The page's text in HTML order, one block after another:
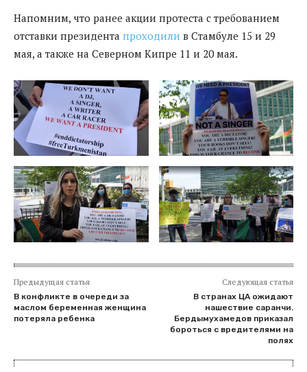
Напомним, что ранее акции протеста с требованием
отставки президента проходили в Стамбуле 15 и 29
мая, а также на Северном Кипре 11 и 20 мая.
Предыдущая статья
В конфликте в очереди за
маслом беременная женщина
потеряла ребенка
Следующая статья
В странах ЦА ожидают
нашествие саранчи.
Бердымухамедов приказал
бороться с вредителями на
полях